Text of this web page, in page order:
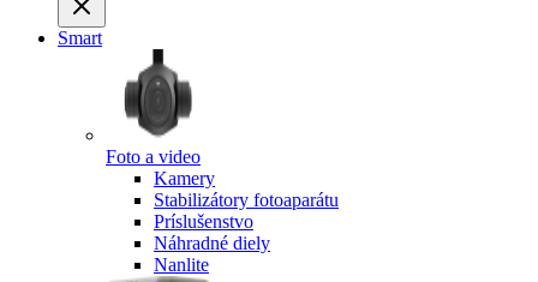
Smart
Foto a video
Kamery
Stabilizátory fotoaparátu
Príslušenstvo
Náhradné diely
Nanlite